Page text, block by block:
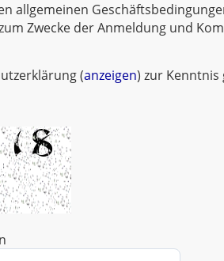
allgemeinen
Zwecke der Anmeldung und
(anzeigen) zur